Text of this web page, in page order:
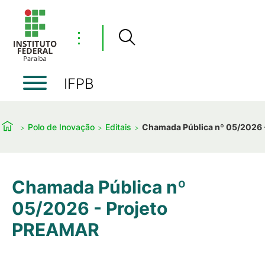
⋮
IFPB
Polo de Inovação Editais Chamada Pública nº 05/2026
Chamada Pública nº
05/2026 - Projeto
PREAMAR